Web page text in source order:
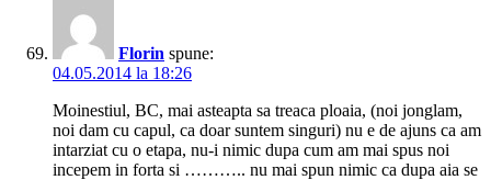
Florin spune:
04.05.2014 la 18:26
Moinestiul, BC, mai asteapta sa treaca ploaia, (noi jonglam,
noi dam cu capul, ca doar suntem singuri) nu e de ajuns ca am
intarziat cu o etapa, nu-i nimic dupa cum am mai spus noi
incepem in forta si ……….. nu mai spun nimic ca dupa aia se